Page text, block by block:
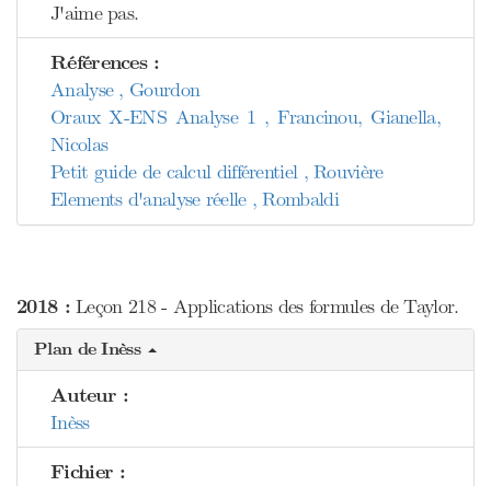
J'aime pas.
Références :
Analyse , Gourdon
Oraux X-ENS Analyse 1 , Francinou, Gianella,
Nicolas
Petit guide de calcul différentiel , Rouvière
Elements d'analyse réelle , Rombaldi
2018 :Leçon 218 - Applications des formules de Taylor.
Plan de Inèss
Auteur :
Inèss
Fichier :